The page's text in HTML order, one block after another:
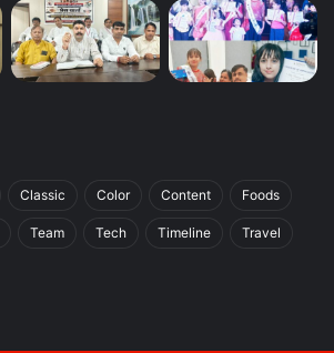
Classic Color Content Foods
Team Tech Timeline Travel